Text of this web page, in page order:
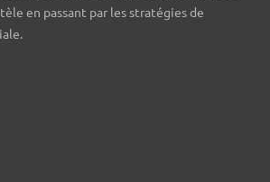
en passant par les stratégies de